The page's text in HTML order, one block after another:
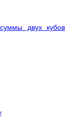
двух кубов